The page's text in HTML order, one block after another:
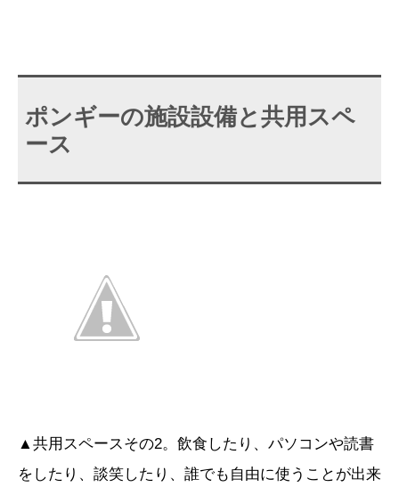
ポンギーの施設設備と共用スペ
ース
▲共用スペースその2。飲食したり、パソコンや読書
をしたり、談笑したり、誰でも自由に使うことが出来